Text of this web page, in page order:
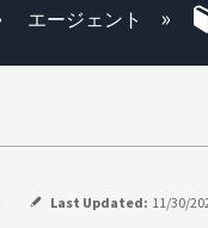
エージェント
Last Updated: 11/30/